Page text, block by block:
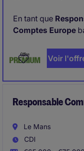
En tant que
Comptes Europe
culturels, tech et
Europe.
croissance d'une
Des déplacements
prévoir.
Voir
Responsable
Le Mans
CDI